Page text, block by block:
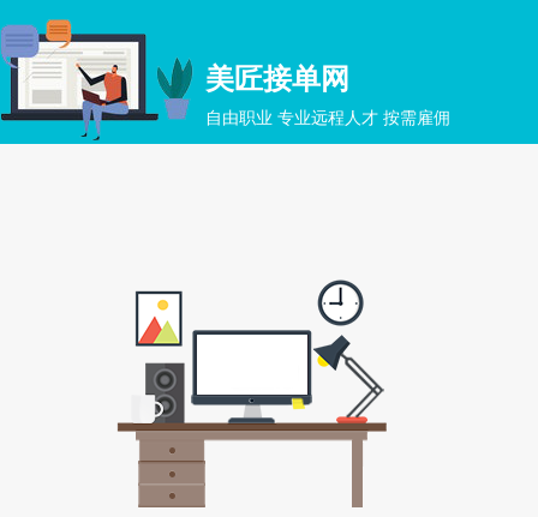
美匠接单网
自由职业 专业远程人才 按需雇佣